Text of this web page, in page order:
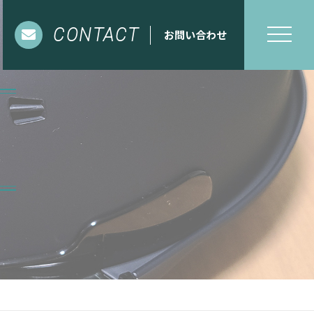
CONTACT お問い合わせ